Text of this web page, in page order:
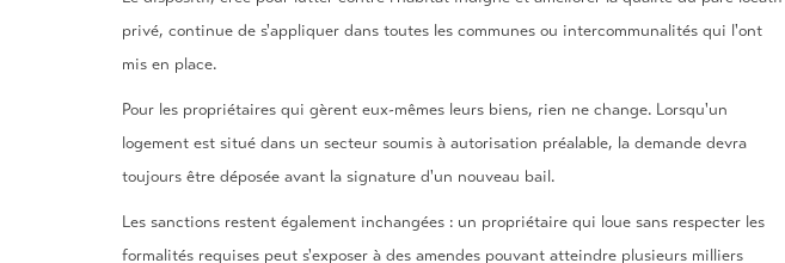
privé, continue de s'appliquer dans toutes les communes ou intercommunalités qui l'ont
mis en place.
Pour les propriétaires qui gèrent eux-mêmes leurs biens, rien ne change. Lorsqu'un
logement est situé dans un secteur soumis à autorisation préalable, la demande devra
toujours être déposée avant la signature d'un nouveau bail.
Les sanctions restent également inchangées : un propriétaire qui loue sans respecter les
formalités requises peut s'exposer à des amendes pouvant atteindre plusieurs milliers